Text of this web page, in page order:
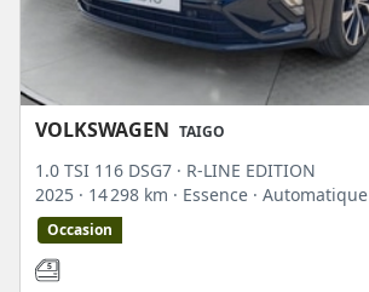
VOLKSWAGEN TAIGO
1.0 TSI 116 DSG7 · R-LINE EDITION
2025 · 14 298 km · Essence · Automatique
Occasion